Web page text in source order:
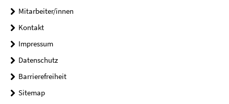
Mitarbeiter/innen
Kontakt
Impressum
Datenschutz
Barrierefreiheit
Sitemap